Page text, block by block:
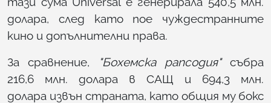
долара, след като пое чуждестранните
кино и допълнителни права.
За сравнение, "Бохемска рапсодия"събра
216,6 млн. долара в САЩ и 694,3 млн.
долара извън страната, като общия му бокс